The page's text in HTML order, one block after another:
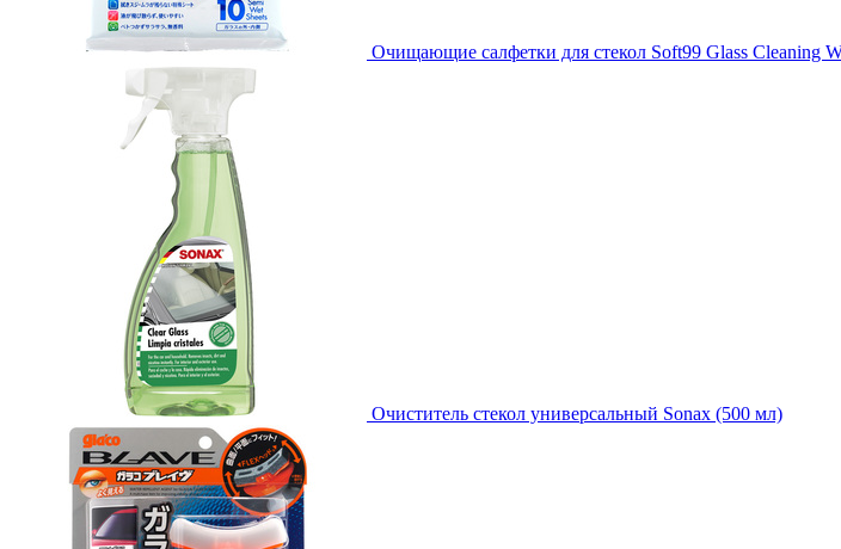
Очищающие салфетки для стекол Soft99 Glass Cleaning
Очиститель стекол универсальный Sonax (500 мл)